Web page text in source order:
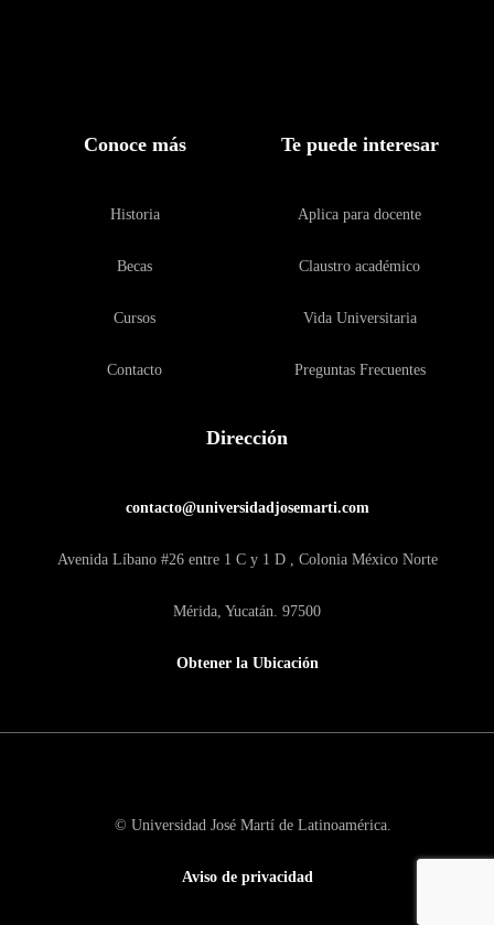
Conoce más
Historia
Becas
Cursos
Contacto
Te puede interesar
Aplica para docente
Claustro académico
Vida Universitaria
Preguntas Frecuentes
Dirección
contacto@universidadjosemarti.com
Avenida Líbano #26 entre 1 C y 1 D , Colonia México Norte
Mérida, Yucatán. 97500
Obtener la Ubicación
© Universidad José Martí de Latinoamérica.
Aviso de privacidad